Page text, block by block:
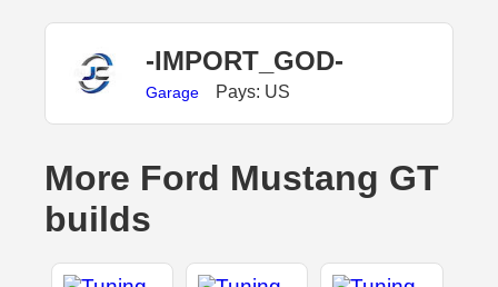
-IMPORT_GOD-
Garage Pays: US
More Ford Mustang GT
builds